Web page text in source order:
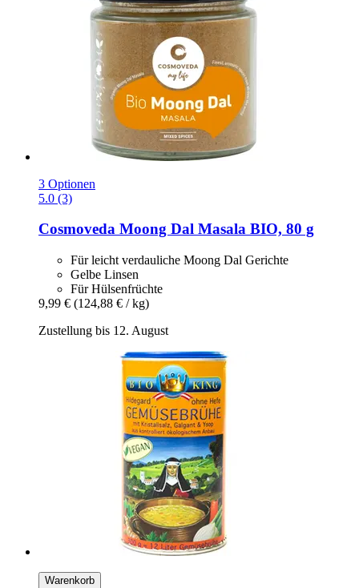
3 Optionen
5.0 (3)
Cosmoveda Moong Dal Masala BIO, 80 g
Für leicht verdauliche Moong Dal Gerichte
Gelbe Linsen
Für Hülsenfrüchte
9,99 € (124,88 € / kg)
Zustellung bis 12. August
Warenkorb